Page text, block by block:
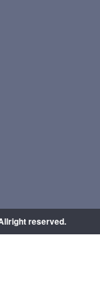
reserved.